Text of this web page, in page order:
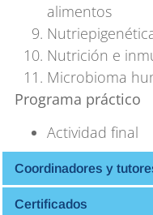
alimentos
Nutrición e
Microbioma
Programa práctico
Actividad final
Coordinadores y
Certificados